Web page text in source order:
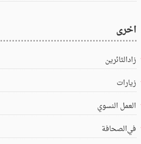
اخرى
زادالثائرين
زيارات
العمل النسوي
في‌الصحافة